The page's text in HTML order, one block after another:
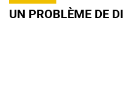
UN PROBLÈME DE